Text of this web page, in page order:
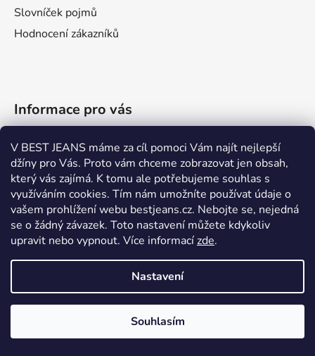
V BEST JEANS máme za cíl pomoci Vám najít nejlepší
džíny pro Vás. Proto vám chceme zobrazovat jen obsah,
který vás zajímá. K tomu ale potřebujeme souhlas s
využíváním cookies. Tím nám umožníte používat údaje o
vašem prohlížení webu bestjeans.cz. Nebojte se, nejedná
se o žádný závazek. Toto nastavení můžete kdykoliv
upravit nebo vypnout. Více informacízde.
Nastavení
Souhlasím
Slovníček pojmů
Hodnocení zákazníků
Informace pro vás
Kontakty
Tabulky velikostí
Možnosti doručení a platby
Výměna zboží
Vrácení zboží
Reklamace
Dostupnost